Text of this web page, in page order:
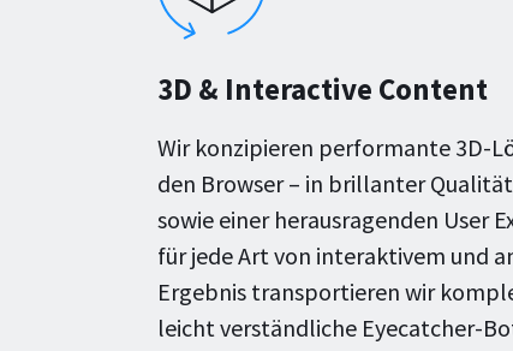
3D & Interactive Content
Wir konzipieren performante 3D-
den Browser – in brillanter
sowie einer herausragenden User
für jede Art von interaktivem und
Ergebnis transportieren wir
leicht verständliche Eyecatcher-